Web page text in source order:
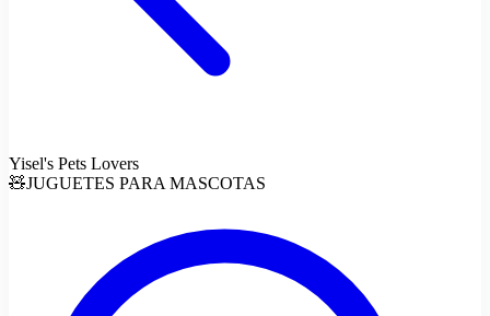
Yisel's Pets Lovers
🧸JUGUETES PARA MASCOTAS